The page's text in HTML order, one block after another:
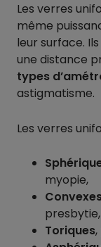
Les verres
même
leur surface.
une distance
types
astigmatisme.
Les verres
myopie,
presbytie,
Toriques